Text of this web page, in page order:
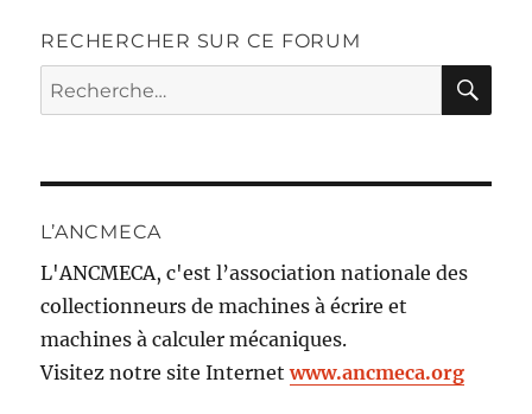
RECHERCHER SUR CE FORUM
Recherche
pour :
L’ANCMECA
L'ANCMECA, c'est l’association nationale des
collectionneurs de machines à écrire et
machines à calculer mécaniques.
Visitez notre site Internetwww.ancmeca.org